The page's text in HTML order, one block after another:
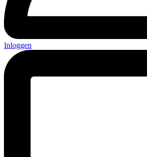
Inloggen